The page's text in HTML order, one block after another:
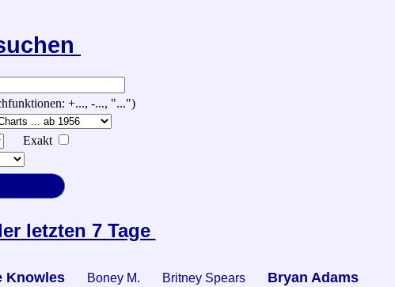
+..., -..., "...")
Exakt
letzten 7 Tage
Knowles Boney M. Britney Spears Bryan Adams